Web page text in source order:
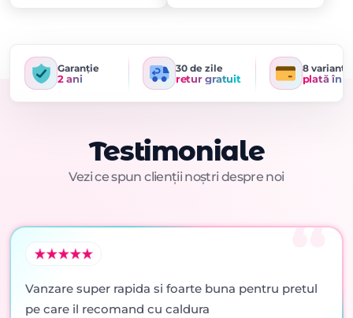
Garanție
2 ani
30 de zile
retur gratuit
8 variante
plată în
Testimoniale
Vezi ce spun clienții noștri despre noi
Vanzare super rapida si foarte buna pentru pretul
pe care il recomand cu caldura